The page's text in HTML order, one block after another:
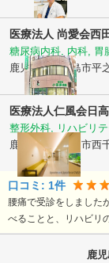
医療法人 尚愛会西
糖尿病内科, 内科, 胃
鹿児島県鹿児島市平
医療法人仁風会日
整形外科, リハビリ
鹿児島県鹿児島市西
口コミ: 1件
腰痛で受診をしました
べることと、リハビリ
鹿